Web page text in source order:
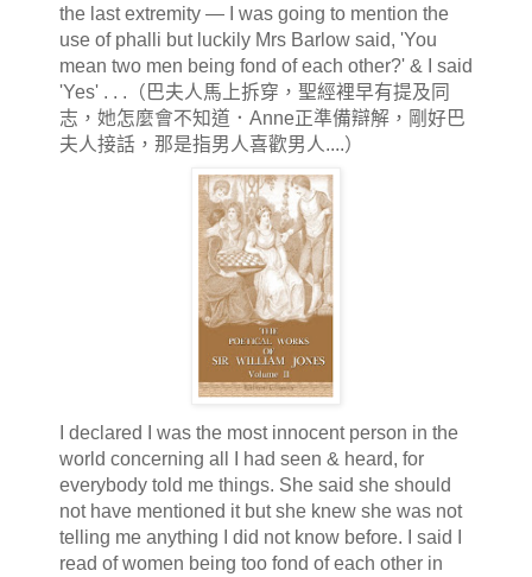
the last extremity — I was going to mention the
use of phalli but luckily Mrs Barlow said, 'You
mean two men being fond of each other?' & I said
'Yes' . . .（巴夫人馬上拆穿，聖經裡早有提及同
志，她怎麼會不知道．Anne正準備辯解，剛好巴
夫人接話，那是指男人喜歡男人....）
I declared I was the most innocent person in the
world concerning all I had seen & heard, for
everybody told me things. She said she should
not have mentioned it but she knew she was not
telling me anything I did not know before. I said I
read of women being too fond of each other in